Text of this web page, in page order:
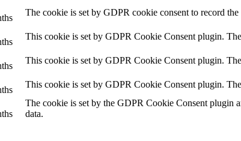
The cookie is set by GDPR cookie consent to record
This cookie is set by GDPR Cookie Consent plugin.
This cookie is set by GDPR Cookie Consent plugin.
This cookie is set by GDPR Cookie Consent plugin.
The cookie is set by the GDPR Cookie Consent plugin
data.